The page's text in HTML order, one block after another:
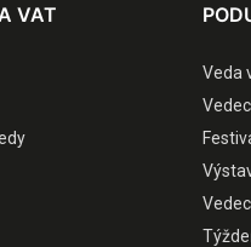
VAT
Veda